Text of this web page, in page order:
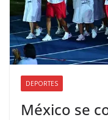
DEPORTES
México se